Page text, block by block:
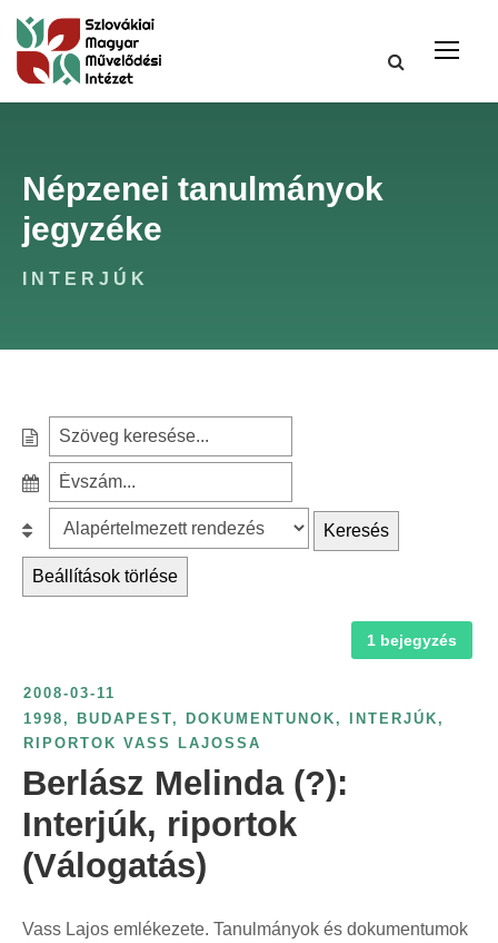
Népzenei tanulmányok
jegyzéke
INTERJÚK
e
c
h
:
z
é
v
s
z
á
s
z
r
e
s
l
á
:
Keresés
Beállítások törlése
1 bejegyzés
2008-03-11
1998 , BUDAPEST, DOKUMENTUNOK , INTERJÚK ,
RIPORTOK VASS LAJOSSA
Berlász Melinda (?):
Interjúk, riportok
(Válogatás)
Vass Lajos emlékezete. Tanulmányok és dokumentumok